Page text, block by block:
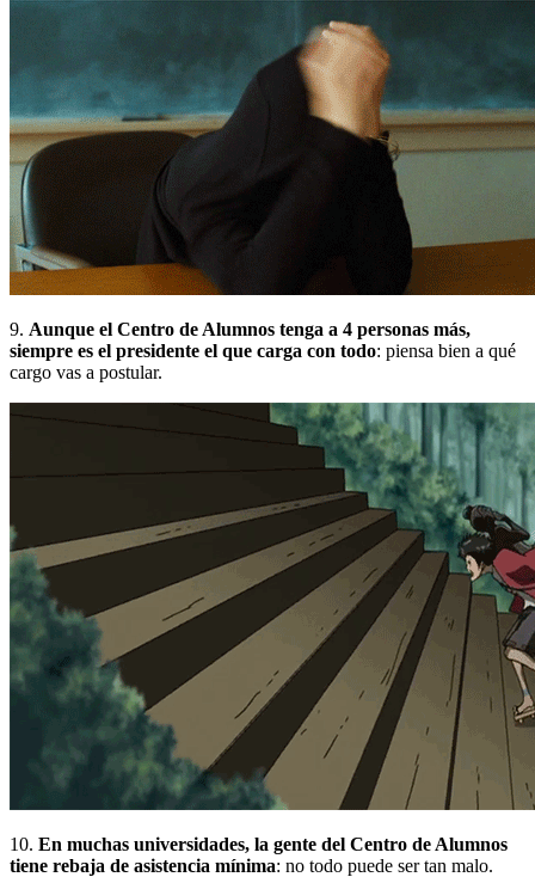
9. Aunque el Centro de Alumnos tenga a 4 personas más,
siempre es el presidente el que carga con todo: piensa bien a qué
cargo vas a postular.
10. En muchas universidades, la gente del Centro de Alumnos
tiene rebaja de asistencia mínima: no todo puede ser tan malo.